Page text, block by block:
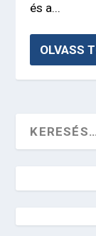
és a...
OLVASS